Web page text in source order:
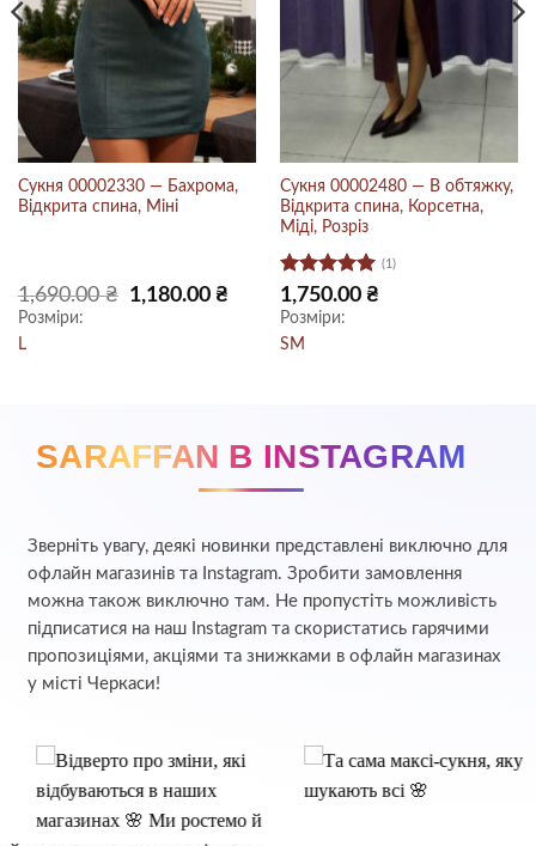
Сукня 00002330 — Бахрома,
Відкрита спина, Міні
1,690.00₴
Оригінальна
ціна:
1,180.00₴ Поточна
1,180.00 ₴.
Розміри:
L
Сукня 00002480 — В обтяжку,
Відкрита спина, Корсетна,
Міді, Розріз
Оцінено в
5з 5
(1)
1,750.00 ₴
Розміри:
S M
SARAFFAN В INSTAGRAM
Зверніть увагу, деякі новинки представлені виключно для
офлайн магазинів та Instagram. Зробити замовлення
можна також виключно там. Не пропустіть можливість
підписатися на наш Instagram та скористатись гарячими
пропозиціями, акціями та знижками в офлайн магазинах
у місті Черкаси!